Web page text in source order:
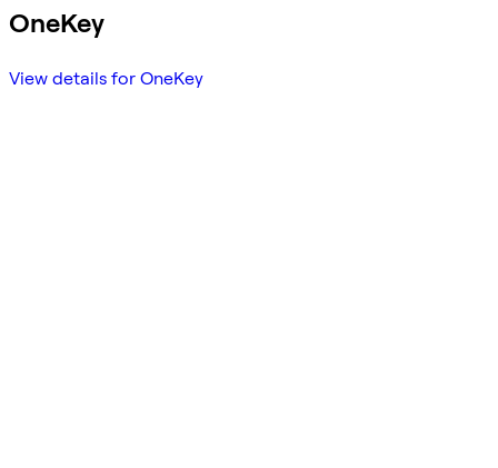
OneKey
View details for OneKey